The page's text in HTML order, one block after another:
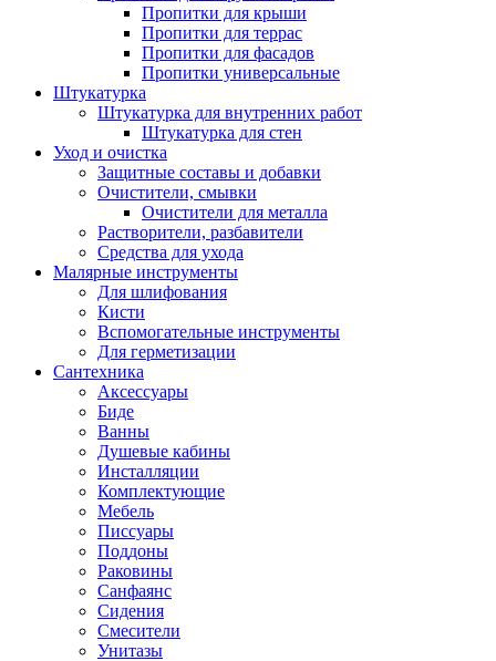
Пропитки для крыши
Пропитки для террас
Пропитки для фасадов
Пропитки универсальные
Штукатурка
Штукатурка для внутренних работ
Штукатурка для стен
Уход и очистка
Защитные составы и добавки
Очистители, смывки
Очистители для металла
Растворители, разбавители
Средства для ухода
Малярные инструменты
Для шлифования
Кисти
Вспомогательные инструменты
Для герметизации
Сантехника
Аксессуары
Биде
Ванны
Душевые кабины
Инсталляции
Комплектующие
Мебель
Писсуары
Поддоны
Раковины
Санфаянс
Сидения
Смесители
Унитазы